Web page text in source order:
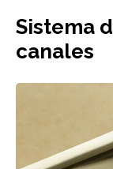
Sistema
canales